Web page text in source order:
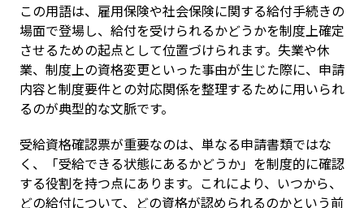
この用語は、雇用保険や社会保険に関する給付手続きの
場面で登場し、給付を受けられるかどうかを制度上確定
させるための起点として位置づけられます。失業や休
業、制度上の資格変更といった事由が生じた際に、申請
内容と制度要件との対応関係を整理するために用いられ
るのが典型的な文脈です。
受給資格確認票が重要なのは、単なる申請書類ではな
く、「受給できる状態にあるかどうか」を制度的に確認
する役割を持つ点にあります。これにより、いつから、
どの給付について、どの資格が認められるのかという前